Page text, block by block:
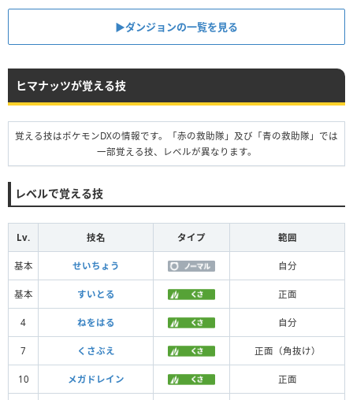
▶︎ダンジョンの一覧を見る
ヒマナッツが覚える技
覚える技はポケモンDXの情報です。「赤の救助隊」及び「青の救助隊」では
一部覚える技、レベルが異なります。
レベルで覚える技
Lv. 技名 タイプ 範囲
基本 せいちょう 自分
基本 すいとる 正面
4 ねをはる 自分
7 くさぶえ 正面（角抜け）
10 メガドレイン 正面